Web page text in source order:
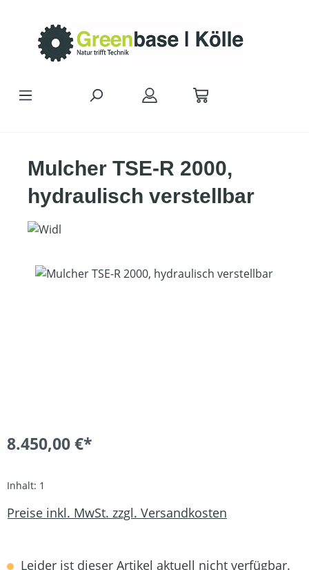
Mulcher TSE-R 2000,
hydraulisch verstellbar
Bildergalerie überspringen
8.450,00 €*
Inhalt: 1
Preise inkl. MwSt. zzgl. Versandkosten
Leider ist dieser Artikel aktuell nicht verfügbar.